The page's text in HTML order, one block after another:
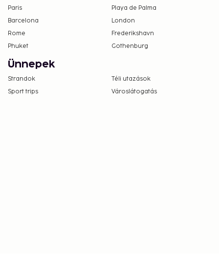
Paris
Playa de Palma
Barcelona
London
Rome
Frederikshavn
Phuket
Gothenburg
Ünnepek
Strandok
Téli utazások
Sport trips
Városlátogatás